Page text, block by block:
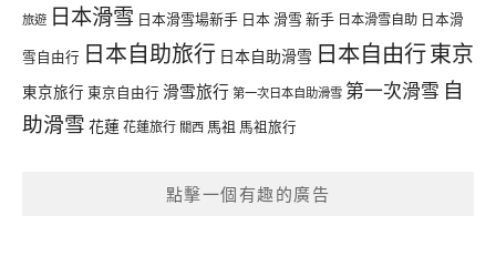
旅遊 日本滑雪 日本滑雪場新手 日本 滑雪 新手 日本滑雪自助 日本滑
雪自由行 日本自助旅行 日本自助滑雪 日本自由行東京
東京旅行 東京自由行 滑雪旅行 第一次日本自助滑雪 第一次滑雪 自
助滑雪 花蓮花蓮旅行 關西 馬祖 馬祖旅行
點擊一個有趣的廣告